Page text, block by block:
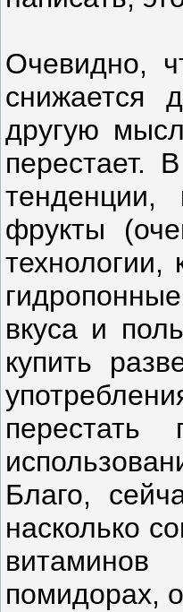
Очевидно,
снижается
другую
перестает.
тенденции,
фрукты
технологии,
вкуса и
купить
Благо,
насколько
помидорах,